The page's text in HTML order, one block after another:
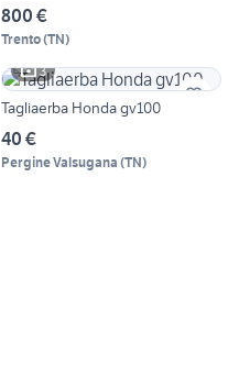
800 €
Trento(TN)
3
Tagliaerba Honda gv100
40 €
Pergine Valsugana (TN)